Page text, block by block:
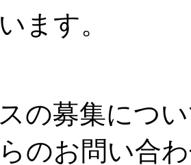
ます。
の募集につ
のお問い合